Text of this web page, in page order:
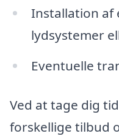
Installation af
lydsystemer
Eventuelle
Ved at tage dig
forskellige tilbud